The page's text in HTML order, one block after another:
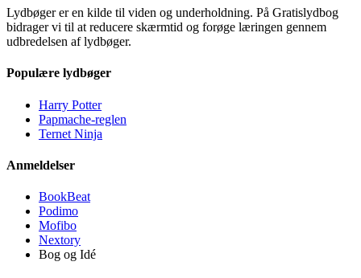
Lydbøger er en kilde til viden og underholdning. På Gratislydbog
bidrager vi til at reducere skærmtid og forøge læringen gennem
udbredelsen af lydbøger.
Populære lydbøger
Harry Potter
Papmache-reglen
Ternet Ninja
Anmeldelser
BookBeat
Podimo
Mofibo
Nextory
Bog og Idé